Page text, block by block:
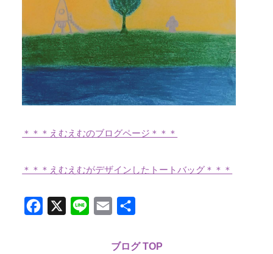
＊＊＊えむえむのブログページ＊＊＊
＊＊＊えむえむがデザインしたトートバッグ＊＊＊
Facebook
X Line Email
ブログ TOP